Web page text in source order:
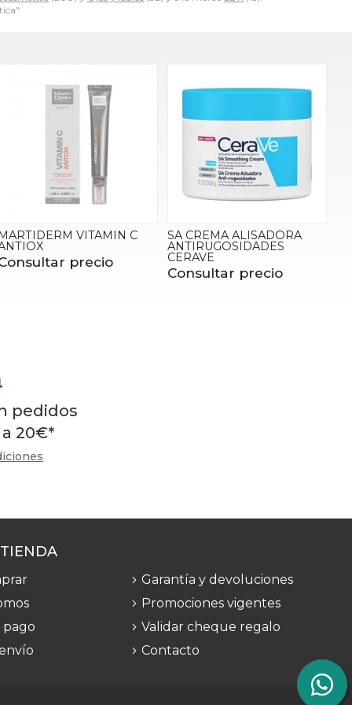
MARTIDERM VITAMIN C
precio
SA CREMA ALISADORA
ANTIRUGOSIDADES
CERAVE
Consultar precio
pedidos
20€*
pago
Garantía y devoluciones
Promociones vigentes
Validar cheque regalo
Contacto